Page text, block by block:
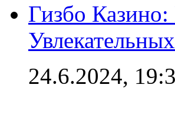
Гизбо
24.6.2024,